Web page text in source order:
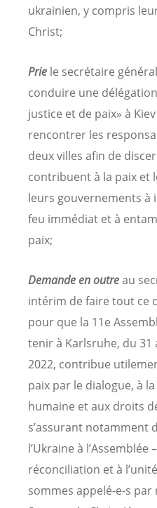
ukrainien, y compris
Christ;
Prie le secrétaire
conduire une
justice et de paix» à
rencontrer les
deux villes afin de
contribuent à la paix et
leurs gouvernements à
feu immédiat et à
paix;
Demande en outreau
intérim de faire tout ce
pour que la 11e
tenir à Karlsruhe, du
2022, contribue
paix par le dialogue, à
humaine et aux droits
s’assurant notamment
l’Ukraine à l’Assemblée
réconciliation et à
sommes appelé-e-s